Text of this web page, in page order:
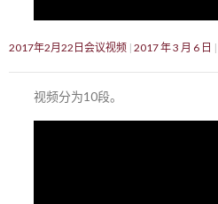
2017年2月22日会议视频 2017 年 3 月 6 日
视频分为10段。